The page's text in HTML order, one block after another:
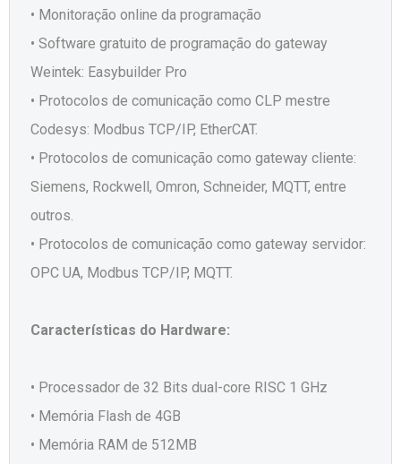
• Monitoração online da programação
• Software gratuito de programação do gateway
Weintek: Easybuilder Pro
• Protocolos de comunicação como CLP mestre
Codesys: Modbus TCP/IP, EtherCAT.
• Protocolos de comunicação como gateway cliente:
Siemens, Rockwell, Omron, Schneider, MQTT, entre
outros.
• Protocolos de comunicação como gateway servidor:
OPC UA, Modbus TCP/IP, MQTT.
Características do Hardware:
• Processador de 32 Bits dual-core RISC 1 GHz
• Memória Flash de 4GB
• Memória RAM de 512MB